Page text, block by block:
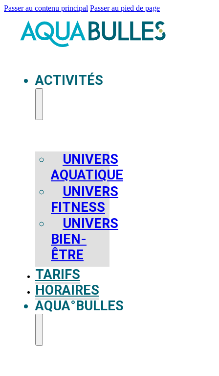
Passer au contenu principal Passer au pied de page
ACTIVITÉS
UNIVERS
AQUATIQUE
UNIVERS
FITNESS
UNIVERS
BIEN-
ÊTRE
TARIFS
HORAIRES
AQUA°BULLES